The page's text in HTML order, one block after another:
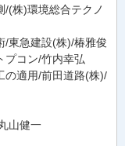
/(株)環境総合テクノ
/東急建設(株)/椿雅俊
プコン/竹内幸弘
の適用/前田道路(株)/
山健一